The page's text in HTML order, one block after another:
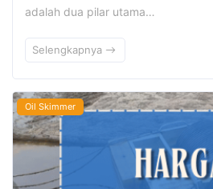
adalah dua pilar utama…
Selengkapnya
Oil Skimmer